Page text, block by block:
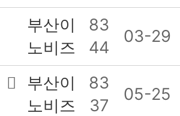
부산이
노비즈
83
44
03-29
부산이
노비즈
83
37
05-25